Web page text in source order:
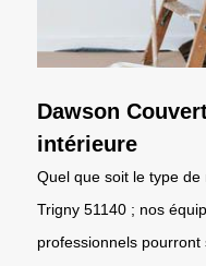
Dawson
intérieure
Quel que soit le type
Trigny 51140 ; nos
professionnels pourront